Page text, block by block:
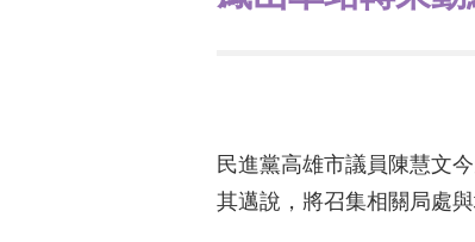
民進黨高雄市議員陳慧文
其邁說，將召集相關局處